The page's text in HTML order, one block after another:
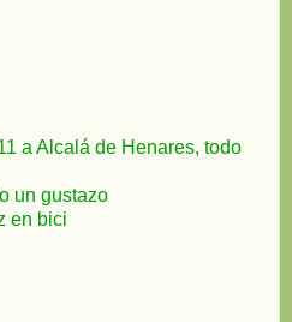
a Alcalá de Henares, todo
un gustazo
en bici